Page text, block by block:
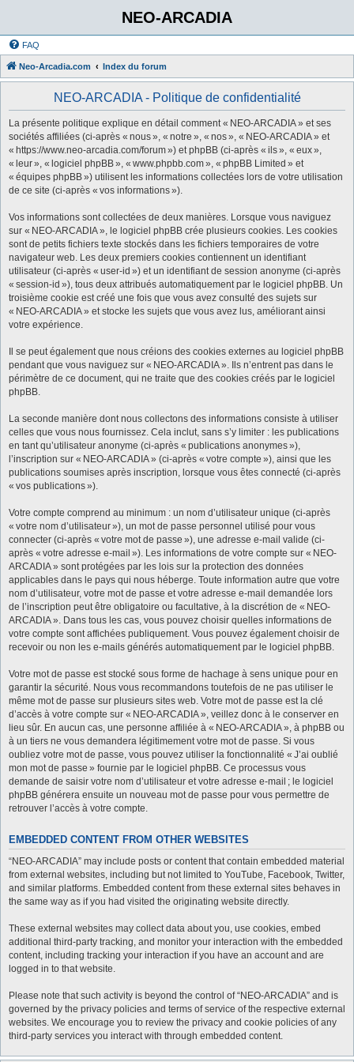
NEO-ARCADIA
FAQ
Neo-Arcadia.com Index du forum
NEO-ARCADIA - Politique de confidentialité
La présente politique explique en détail comment « NEO-ARCADIA » et ses
sociétés affiliées (ci-après « nous », « notre », « nos », « NEO-ARCADIA » et
« https://www.neo-arcadia.com/forum ») et phpBB (ci-après « ils », « eux »,
« leur », « logiciel phpBB », « www.phpbb.com », « phpBB Limited » et
« équipes phpBB ») utilisent les informations collectées lors de votre utilisation
de ce site (ci-après « vos informations »).
Vos informations sont collectées de deux manières. Lorsque vous naviguez
sur « NEO-ARCADIA », le logiciel phpBB crée plusieurs cookies. Les cookies
sont de petits fichiers texte stockés dans les fichiers temporaires de votre
navigateur web. Les deux premiers cookies contiennent un identifiant
utilisateur (ci-après « user-id ») et un identifiant de session anonyme (ci-après
« session-id »), tous deux attribués automatiquement par le logiciel phpBB. Un
troisième cookie est créé une fois que vous avez consulté des sujets sur
« NEO-ARCADIA » et stocke les sujets que vous avez lus, améliorant ainsi
votre expérience.
Il se peut également que nous créions des cookies externes au logiciel phpBB
pendant que vous naviguez sur « NEO-ARCADIA ». Ils n’entrent pas dans le
périmètre de ce document, qui ne traite que des cookies créés par le logiciel
phpBB.
La seconde manière dont nous collectons des informations consiste à utiliser
celles que vous nous fournissez. Cela inclut, sans s’y limiter : les publications
en tant qu’utilisateur anonyme (ci-après « publications anonymes »),
l’inscription sur « NEO-ARCADIA » (ci-après « votre compte »), ainsi que les
publications soumises après inscription, lorsque vous êtes connecté (ci-après
« vos publications »).
Votre compte comprend au minimum : un nom d’utilisateur unique (ci-après
« votre nom d’utilisateur »), un mot de passe personnel utilisé pour vous
connecter (ci-après « votre mot de passe »), une adresse e-mail valide (ci-
après « votre adresse e-mail »). Les informations de votre compte sur « NEO-
ARCADIA » sont protégées par les lois sur la protection des données
applicables dans le pays qui nous héberge. Toute information autre que votre
nom d’utilisateur, votre mot de passe et votre adresse e-mail demandée lors
de l’inscription peut être obligatoire ou facultative, à la discrétion de « NEO-
ARCADIA ». Dans tous les cas, vous pouvez choisir quelles informations de
votre compte sont affichées publiquement. Vous pouvez également choisir de
recevoir ou non les e-mails générés automatiquement par le logiciel phpBB.
Votre mot de passe est stocké sous forme de hachage à sens unique pour en
garantir la sécurité. Nous vous recommandons toutefois de ne pas utiliser le
même mot de passe sur plusieurs sites web. Votre mot de passe est la clé
d’accès à votre compte sur « NEO-ARCADIA », veillez donc à le conserver en
lieu sûr. En aucun cas, une personne affiliée à « NEO-ARCADIA », à phpBB ou
à un tiers ne vous demandera légitimement votre mot de passe. Si vous
oubliez votre mot de passe, vous pouvez utiliser la fonctionnalité « J’ai oublié
mon mot de passe » fournie par le logiciel phpBB. Ce processus vous
demande de saisir votre nom d’utilisateur et votre adresse e-mail ; le logiciel
phpBB générera ensuite un nouveau mot de passe pour vous permettre de
retrouver l’accès à votre compte.
EMBEDDED CONTENT FROM OTHER WEBSITES
“NEO-ARCADIA” may include posts or content that contain embedded material
from external websites, including but not limited to YouTube, Facebook, Twitter,
and similar platforms. Embedded content from these external sites behaves in
the same way as if you had visited the originating website directly.
These external websites may collect data about you, use cookies, embed
additional third-party tracking, and monitor your interaction with the embedded
content, including tracking your interaction if you have an account and are
logged in to that website.
Please note that such activity is beyond the control of “NEO-ARCADIA” and is
governed by the privacy policies and terms of service of the respective external
websites. We encourage you to review the privacy and cookie policies of any
third-party services you interact with through embedded content.